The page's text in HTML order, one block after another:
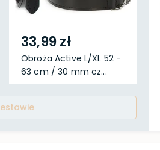
33,99 zł
Obroża Active L/XL 52 -
63 cm / 30 mm cz...